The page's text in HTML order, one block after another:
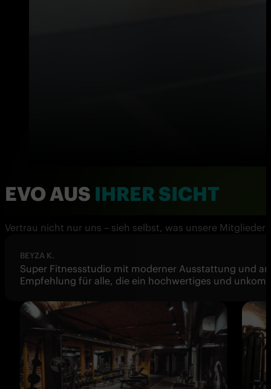
EVO AUS IHRER SICHT
Vertrau nicht nur uns – sieh selbst, was unsere Mitglieder
MAX N.
Best gym in town. Alle anderen Studios in Wien
Personal und tolle Öffnungszeiten (jeden Tag, auch